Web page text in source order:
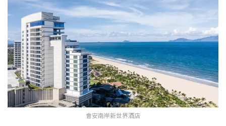
會安南岸新世界酒店